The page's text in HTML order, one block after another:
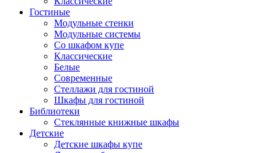
Гостиные
Модульные стенки
Модульные системы
Со шкафом купе
Классические
Белые
Современные
Стеллажи для гостиной
Шкафы для гостиной
Библиотеки
Стеклянные книжные шкафы
Детские
Детские шкафы купе